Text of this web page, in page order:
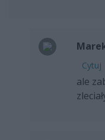
Cytuj
ale